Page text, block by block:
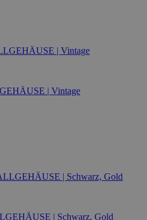
| Vintage
| Schwarz, Gold